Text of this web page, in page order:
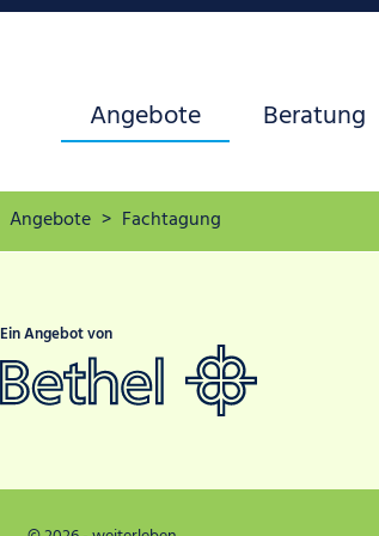
Navigation
überspringen
Angebote Beratung
Angebote Fachtagung
Ein Angebot von